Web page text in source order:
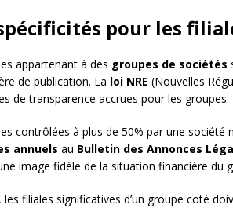
pour les
appartenant à des groupes de sociétés
de publication. La loi NRE (Nouvelles
de transparence accrues pour les groupes.
contrôlées à plus de 50% par une
annuels au Bulletin des Annonces
image fidèle de la situation financière du
les filiales significatives d’un groupe coté